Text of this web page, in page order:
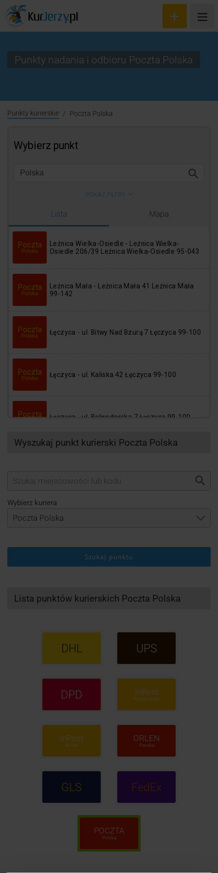
Rejestracja
Punkty nadania i odbioru Poczta Polska
Punkty kurierskie Poczta Polska
Wyszukaj punkt kurierski Poczta Polska
Wybierz kuriera
Szukaj punktu
Lista punktów kurierskich Poczta Polska
DHL UPS
DPD InPost
Paczkomaty
InPost
Kurier
ORLEN
Paczka
GLS FedEx
POCZTA
Polska